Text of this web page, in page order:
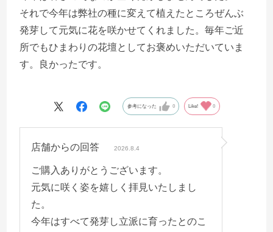
それで今年は弊社の種に変えて植えたところぜんぶ
発芽して元気に花を咲かせてくれました。毎年ご近
所でもひまわりの花壇としてお褒めいただいていま
す。良かったです。
参考になった 0 Like! 0
店舗からの回答 2026.8.4
ご購入ありがとうございます。
元気に咲く姿を嬉しく拝見いたしまし
た。
今年はすべて発芽し立派に育ったとのこ